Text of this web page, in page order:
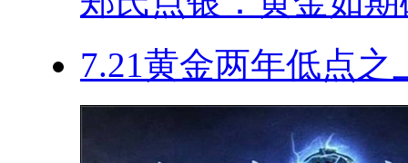
​7.21黄金两年低点